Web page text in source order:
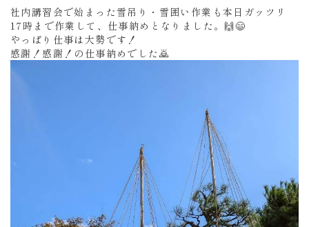
社内講習会で始まった雪吊り・雪囲い作業も本日ガッツリ
17時まで作業して、仕事納めとなりました。🙌😄
やっぱり仕事は大勢です！
感謝！感謝！の仕事納めでした🙇